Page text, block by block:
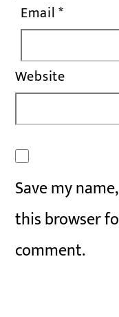
Email*
Website
Save my
this browser
comment.